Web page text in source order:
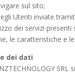
sul sito;
Utenti inviate
dei servizi presenti
le caratteristiche e
dei dati